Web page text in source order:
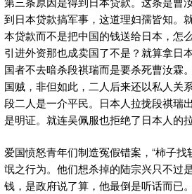
到日本贷款搞军事，这道理妇孺皆知。
本贷款而不是把中国的钱送给日本，怎
引进外资那也成卖国了不是？就算拿日
国者不去暗杀段祺瑞而是要杀死曹汝霖
国贼，非但如此，二人后来还以私人关
段二人是一介平民。日本人拉拢段祺瑞
是明证。就连吴佩服也拒绝了日本人的拉
爱国愤怒青年们制造冤假错案，“柿子找
氓之行为。他们想杀掉的陆宗兴只不过
钱，是政府说了算，他最倒是听话而已